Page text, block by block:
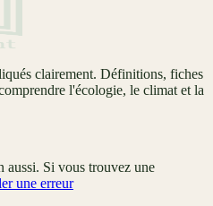
clairement. Définitions, fiches
l'écologie, le climat et la
aussi. Si vous trouvez une
une erreur